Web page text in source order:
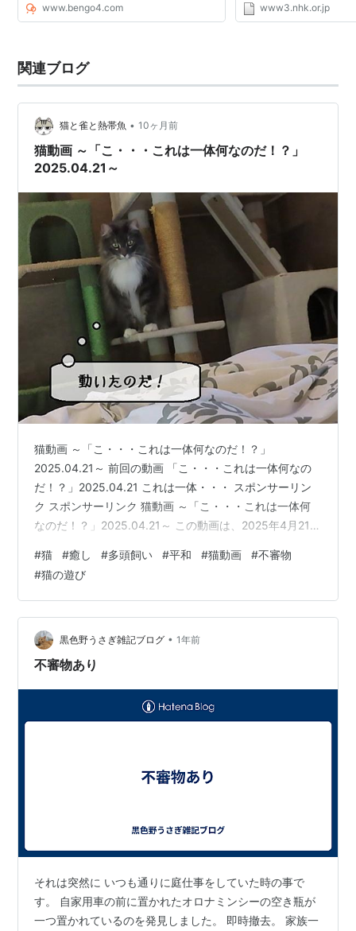
www.bengo4.com www3.nhk.or.jp
関連ブログ
猫と雀と熱帯魚 • 10ヶ月前
猫動画 ～「こ・・・これは一体何なのだ！？」
2025.04.21～
猫動画 ～「こ・・・これは一体何なのだ！？」
2025.04.21～ 前回の動画 「こ・・・これは一体何なの
だ！？」2025.04.21 これは一体・・・ スポンサーリン
ク スポンサーリンク 猫動画 ～「こ・・・これは一体何
なのだ！？」2025.04.21～ この動画は、2025年4月21日
り遊びをするお転婆娘きなこの様子をご覧頂きました。
www.suzumeneko1.com 「こ・・・これは一体何なの
だ！？」2025.04.21 今回は、不審物を監視する孤高の猫
様むくの様子をご覧頂こうと思います。 ベッドの掛け布
団がもぞもぞと動いていま…
#猫 #癒し #多頭飼い #平和 #猫動画 #不審物
#猫の遊び
黒色野うさぎ雑記ブログ • 1年前
不審物あり
それは突然に いつも通りに庭仕事をしていた時の事で
す。 自家用車の前に置かれたオロナミンシーの空き瓶が
一つ置かれているのを発見しました。 即時撤去。 家族一